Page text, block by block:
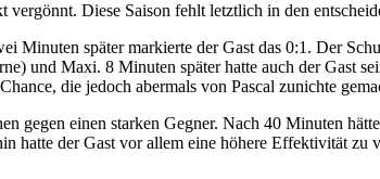
Diese Saison fehlt letztlich in den
später markierte der Gast das 0:1. Der
und Maxi. 8 Minuten später hatte auch der Gast
die jedoch abermals von Pascal zunichte
gegen einen starken Gegner. Nach 40 Minuten
hatte der Gast vor allem eine höhere Effektivität